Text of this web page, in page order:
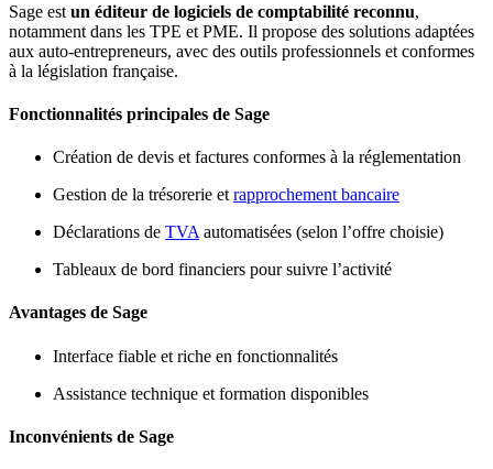
Sage est un éditeur de logiciels de comptabilité reconnu,
notamment dans les TPE et PME. Il propose des solutions adaptées
aux auto-entrepreneurs, avec des outils professionnels et conformes
à la législation française.
Fonctionnalités principales de Sage
Création de devis et factures conformes à la réglementation
Gestion de la trésorerie et rapprochement bancaire
Déclarations de TVA automatisées (selon l’offre choisie)
Tableaux de bord financiers pour suivre l’activité
Avantages de Sage
Interface fiable et riche en fonctionnalités
Assistance technique et formation disponibles
Inconvénients de Sage